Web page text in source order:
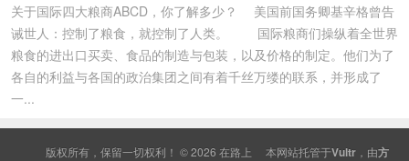
关于国际四大粮商ABCD，你了解多少？ 美国前国务卿基辛格曾告
诫世人：控制了粮食，就控制了人类。 国际粮商们操纵着全世界
粮食的进出口买卖、食品的制造与包装，以及价格的制定。他们为了
各自的利益与各国的政治集团之间有着千丝万缕的联系，并形成了
一...
版权所有，保留一切权利！ © 2026 在路上 本网站托管于Vultr ，由方